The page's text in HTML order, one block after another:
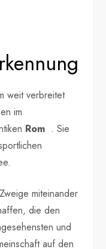
weit verbreitet
im
Rom . Sie
miteinander
die den
und
auf den